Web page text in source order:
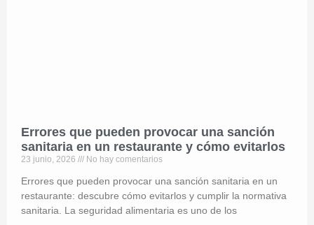
Errores que pueden provocar una sanción
sanitaria en un restaurante y cómo evitarlos
23 junio, 2026 No hay comentarios
Errores que pueden provocar una sanción sanitaria en un
restaurante: descubre cómo evitarlos y cumplir la normativa
sanitaria. La seguridad alimentaria es uno de los